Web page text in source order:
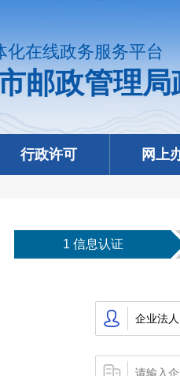
化在线政务服务平台
邮政管理
行政许可 网上
1 信息认证